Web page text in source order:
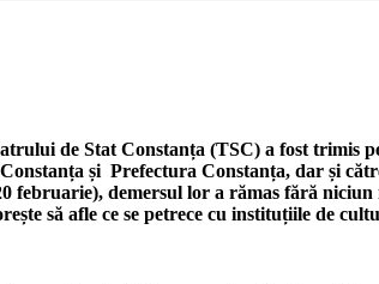
de Stat Constanța (TSC) a fost trimis
și Prefectura Constanța, dar și
demersul lor a rămas fără niciun
să afle ce se petrece cu instituțiile de